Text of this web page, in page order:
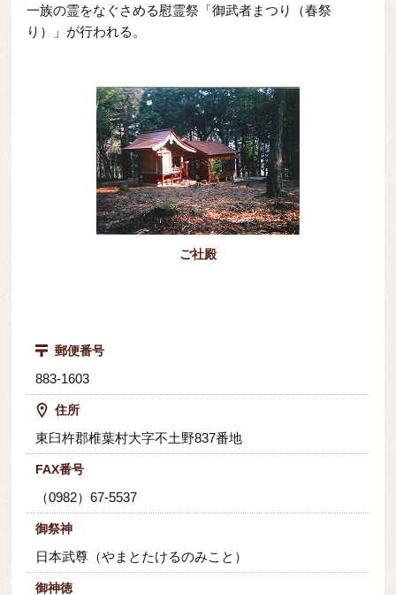
一族の霊をなぐさめる慰霊祭「御武者まつり（春祭
り）」が行われる。
ご社殿
郵便番号
883-1603
住所
東臼杵郡椎葉村大字不土野837番地
FAX番号
（0982）67-5537
御祭神
日本武尊（やまとたけるのみこと）
御神徳